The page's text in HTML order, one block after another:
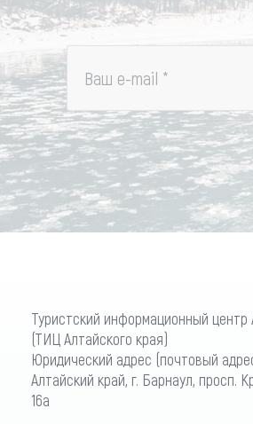
Ваш e-mail *
Туристский информационный центр
(ТИЦ Алтайского края)
Юридический адрес (почтовый
Алтайский край, г. Барнаул, просп.
16а